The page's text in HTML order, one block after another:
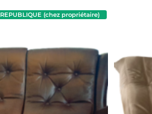
REPUBLIQUE (chez propriétaire)